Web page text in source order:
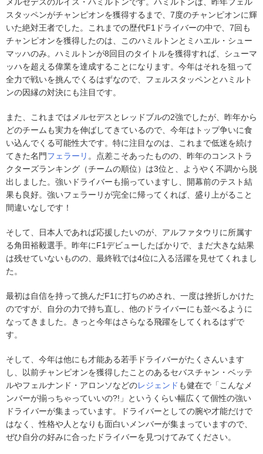
スタッペンがチャンピオンを獲得するまで、7度のチャンピオンに輝
いた絶対王者でした。これまでの歴代F1ドライバーの中で、7回も
チャンピオンを獲得したのは、このハミルトンとミハエル・シュー
マッハのみ。ハミルトンが8回目のタイトルを獲得すれば、シューマ
ッハを超える偉業を達成することになります。今年はそれを狙って
全力で戦いを挑んでくるはずなので、フェルスタッペンとハミルト
ンの因縁の対決にも注目です。
また、これまではメルセデスとレッドブルの2強でしたが、昨年から
どのチームも実力を伸ばしてきているので、今年はトップ争いに食
い込んでくる可能性大です。特に注目なのは、これまで低迷を続け
てきた名門フェラーリ 。点差こそあったものの、昨年のコンストラ
クターズランキング（チームの順位）は3位と、ようやく不調から脱
出しました。強いドライバーも揃っていますし、開幕前のテスト結
果も良好。強いフェラーリが完全に帰ってくれば、盛り上がること
間違いなしです！
そして、日本人であれば応援したいのが、アルファタウリに所属す
る角田裕毅選手。昨年にF1デビューしたばかりで、まだ大きな結果
は残せていないものの、最終戦では4位に入る活躍を見せてくれまし
た。
最初は自信を持って挑んだF1に打ちのめされ、一度は挫折しかけた
のですが、自分の力で持ち直し、他のドライバーにも並べるように
なってきました。きっと今年はさらなる飛躍をしてくれるはずで
す。
そして、今年は他にも才能ある若手ドライバーがたくさんいます
し、以前チャンピオンを獲得したことのあるセバスチャン・ベッテ
ルやフェルナンド・アロンソなどのレジェンド も健在で「こんなメ
ンバーが揃っちゃっていいの?!」というくらい幅広くて個性の強い
ドライバーが集まっています。ドライバーとしての腕や才能だけで
はなく、性格や人となりも面白いメンバーが集まっていますので、
ぜひ自分の好みに合ったドライバーを見つけてみてください。